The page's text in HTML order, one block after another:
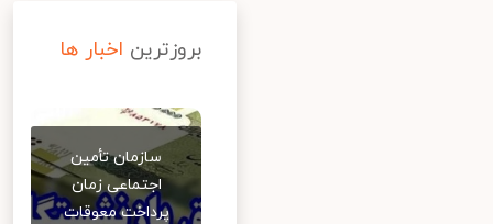
بروزترین اخبار ها
سازمان تأمین
اجتماعی زمان
پرداخت معوقات